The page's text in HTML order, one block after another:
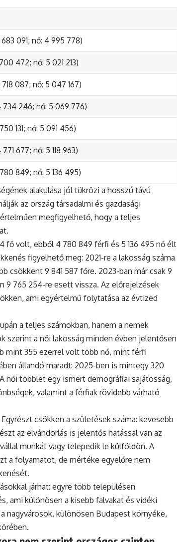
091; nő: 4 995 778)
472; nő: 5 021 213)
087; nő: 5 047 167)
246; nő: 5 069 776)
131; nő: 5 091 456)
677; nő: 5 118 963)
849; nő: 5 136 495)
alakulása jól tükrözi a hosszú távú
az ország társadalmi és gazdasági
megfigyelhető, hogy a teljes
fő volt, ebből 4 780 849 férfi és 5 136 495 nő élt
figyelhető meg: 2021-re a lakosság száma
csökkent 9 841 587 főre. 2023-ban már csak 9
9 765 254-re esett vissza. Az előrejelzések
ami egyértelmű folytatása az évtized
a teljes számokban, hanem a nemek
szerint a női lakosság minden évben jelentősen
mint 355 ezerrel volt több nő, mint férfi
állandó maradt: 2025-ben is mintegy 320
női többlet egy ismert demográfiai sajátosság,
valamint a férfiak rövidebb várható
csökken a születések száma: kevesebb
az elvándorlás is jelentős hatással van az
munkát vagy telepedik le külföldön. A
a folyamatot, de mértéke egyelőre nem
járhat: egyre több településen
ami különösen a kisebb falvakat és vidéki
nagyvárosok, különösen Budapest környéke,